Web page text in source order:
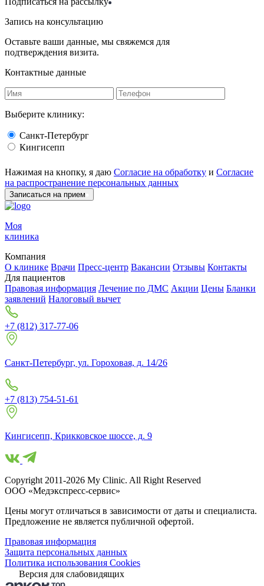
Запись на консультацию
Оставьте ваши данные, мы свяжемся для
подтверждения визита.
Контактные данные
Выберите клинику:
Санкт-Петербург
Кингисепп
Нажимая на кнопку, я даю Согласие на обработку и Согласие
на распространение персональных данных
Записаться на прием
Моя
клиника
Компания
О клинике Врачи Пресс-центр Вакансии Отзывы Контакты
Для пациентов
Правовая информация Лечение по ДМС Акции Цены Бланки
заявлений Налоговый вычет
+7 (812) 317-77-06
Санкт-Петербург, ул. Гороховая, д. 14/26
+7 (813) 754-51-61
Кингисепп, Крикковское шоссе, д. 9
Copyright 2011-2026 My Clinic. All Right Reserved
ООО «Медэкспресс-сервис»
Цены могут отличаться в зависимости от даты и специалиста.
Предложение не является публичной офертой.
Правовая информация
Защита персональных данных
Политика использования Cookies
Версия для слабовидящих